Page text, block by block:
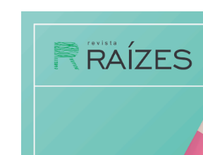
Barra
lateral
de